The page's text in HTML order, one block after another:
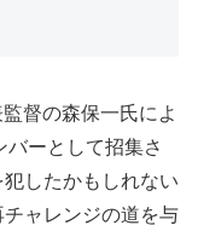
督の森保一氏によ
バーとして招集さ
したかもしれない
ャレンジの道を与